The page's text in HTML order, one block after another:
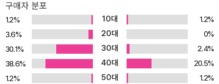
구매자 분포
1.2% 10대
1.2%
3.6%
20대
0%
30.1%
30대
2.4%
38.6%
40대
20.5%
1.2%
50대
1.2%